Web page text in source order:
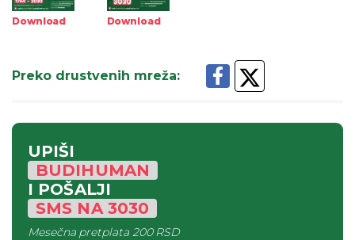
Download Download
Preko drustvenih mreža:
UPIŠI
BUDIHUMAN
I POŠALJI
SMS NA3030
Mesečna pretplata200 RSD